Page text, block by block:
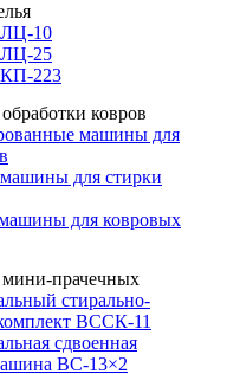
ЛЦ-10
ЛЦ-25
223
ковров
машины для
для стирки
для ковровых
прачечных
стирально-
ВССК-11
сдвоенная
ВС-13×2